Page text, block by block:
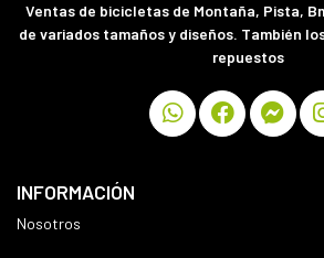
Ventas de bicicletas de Montaña, Pista,
de variados tamaños y diseños. También
repuestos
INFORMACIÓN
Nosotros